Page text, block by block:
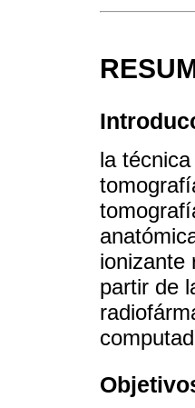
la
ionizante
partir de